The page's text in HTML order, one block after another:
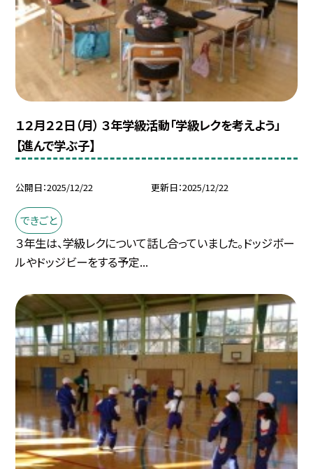
１２月２２日（月） ３年学級活動「学級レクを考えよう」
【進んで学ぶ子】
公開日 2025/12/22 更新日 2025/12/22
できごと
３年生は、学級レクについて話し合っていました。ドッジボー
ルやドッジビーをする予定...